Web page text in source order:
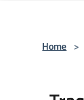
Home >